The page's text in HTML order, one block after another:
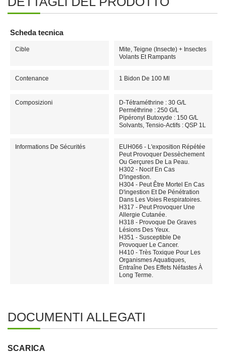
Scheda tecnica
Cible
Mite, Teigne (insecte) + Insectes
Volants Et Rampants
Contenance 1 Bidon De 100 Ml
Composizioni
D-Tétraméthrine : 30 G/L
Perméthrine : 250 G/L
Pipéronyl Butoxyde : 150 G/L
Solvants, Tensio-Actifs : QSP 1L
Informations De Sécurités
EUH066 - L'exposition Répétée
Peut Provoquer Dessèchement
Ou Gerçures De La Peau.
H302 - Nocif En Cas
D'ingestion.
H304 - Peut Être Mortel En Cas
D'ingestion Et De Pénétration
Dans Les Voies Respiratoires.
H317 - Peut Provoquer Une
Allergie Cutanée.
H318 - Provoque De Graves
Lésions Des Yeux.
H351 - Susceptible De
Provoquer Le Cancer.
H410 - Très Toxique Pour Les
Organismes Aquatiques,
Entraîne Des Effets Néfastes À
Long Terme.
DOCUMENTI ALLEGATI
SCARICA